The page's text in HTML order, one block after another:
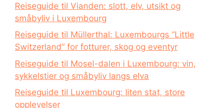
Reiseguide til Vianden: slott, elv, utsikt og
småbyliv i Luxembourg
Reiseguide til Müllerthal: Luxembourgs “Little
Switzerland” for fotturer, skog og eventyr
Reiseguide til Mosel-dalen i Luxembourg: vin,
sykkelstier og småbyliv langs elva
Reiseguide til Luxembourg: liten stat, store
opplevelser